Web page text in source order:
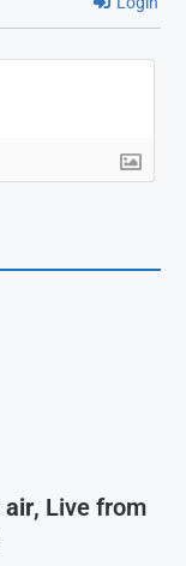
air, Live from